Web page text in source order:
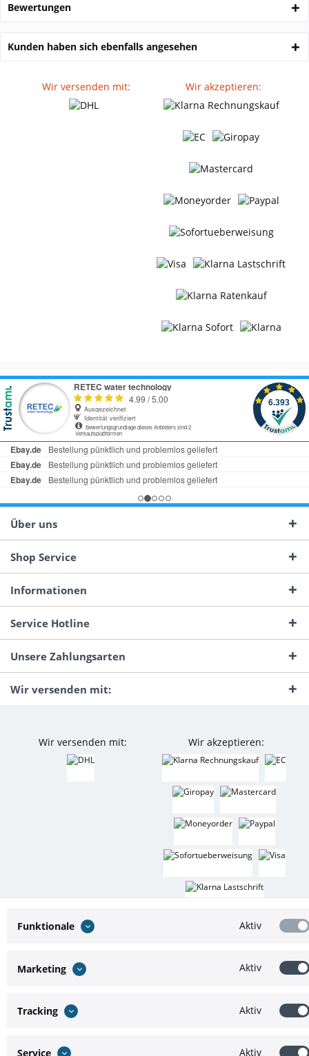
Bewertungen
Kunden haben sich ebenfalls angesehen
Wir versenden mit: Wir akzeptieren:
Über uns
Shop Service
Informationen
Service Hotline
Unsere Zahlungsarten
Wir versenden mit:
Wir versenden mit: Wir akzeptieren:
Funktionale Aktiv
Marketing Aktiv
Tracking Aktiv
Service Aktiv